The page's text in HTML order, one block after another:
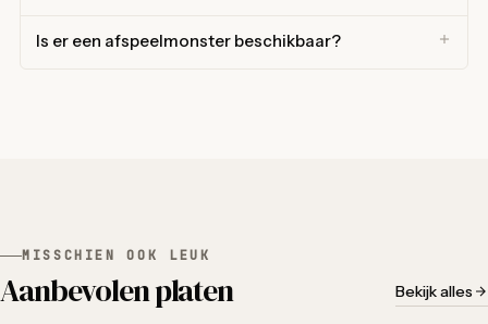
Is er een afspeelmonster beschikbaar?
MISSCHIEN OOK LEUK
Aanbevolen platen Bekijk alles